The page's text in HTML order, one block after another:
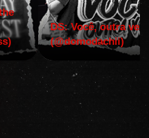
DS: Você, outra vez!
(@domodachii)